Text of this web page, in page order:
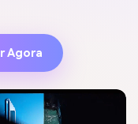
Agora